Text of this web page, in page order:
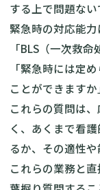
する上で問題ない
緊急時の対応能
「BLS（一次救
「緊急時には定
ことができますか
これらの質問は
く、あくまで看
るか、その適性や
これらの業務と